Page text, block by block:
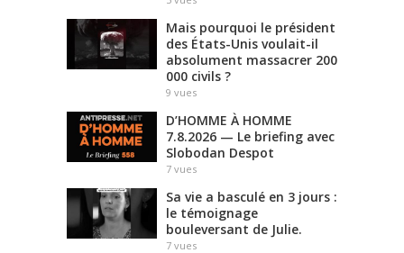
Mais pourquoi le président
des États-Unis voulait-il
absolument massacrer 200
000 civils ?
9 vues
D’HOMME À HOMME
7.8.2026 — Le briefing avec
Slobodan Despot
7 vues
Sa vie a basculé en 3 jours :
le témoignage
bouleversant de Julie.
7 vues